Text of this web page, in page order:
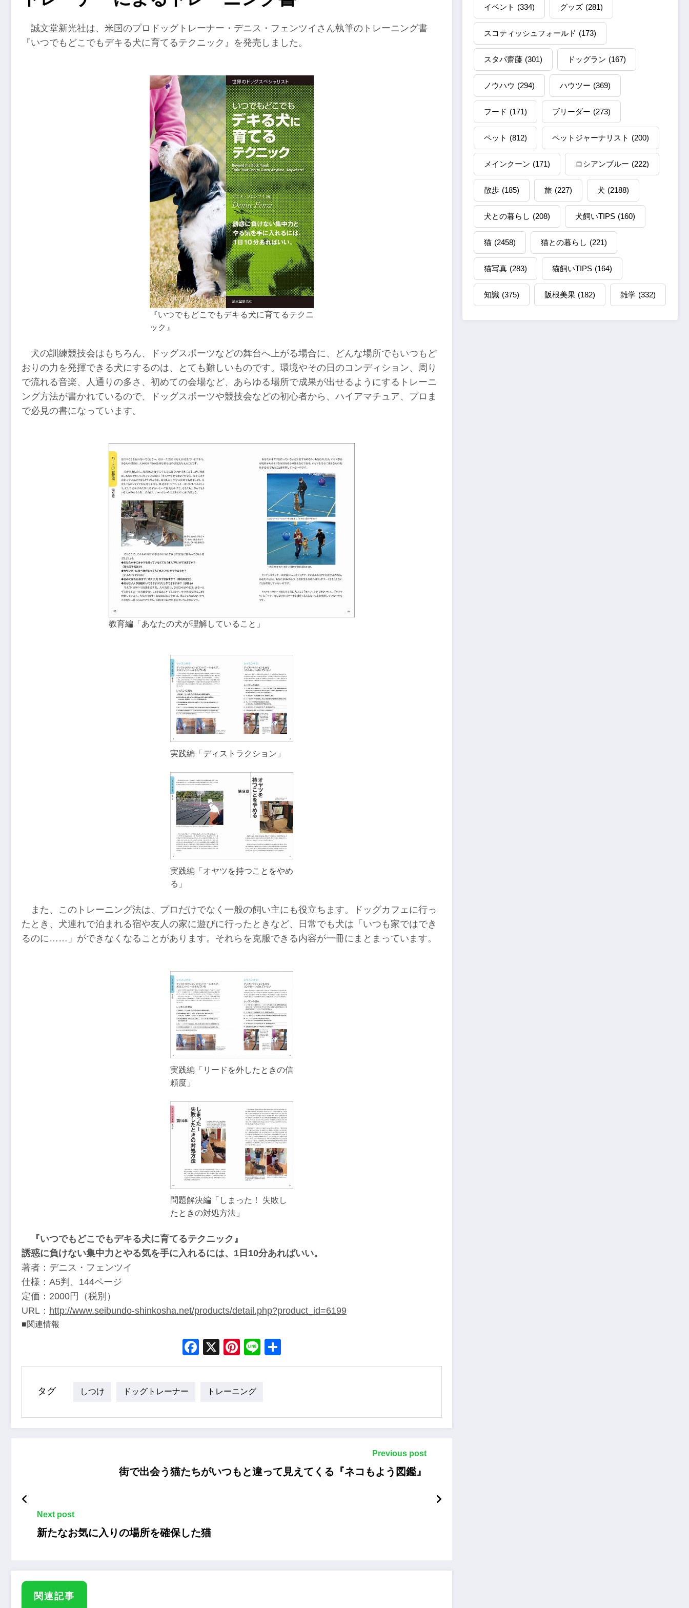
誠文堂新光社は、米国のプロドッグトレーナー・デニス・フェンツイさん執筆のトレーニング書
『いつでもどこでもデキる犬に育てるテクニック』を発売しました。
『いつでもどこでもデキる犬に育てるテクニ
ック』
犬の訓練競技会はもちろん、ドッグスポーツなどの舞台へ上がる場合に、どんな場所でもいつもど
おりの力を発揮できる犬にするのは、とても難しいものです。環境やその日のコンディション、周り
で流れる音楽、人通りの多さ、初めての会場など、あらゆる場所で成果が出せるようにするトレーニ
ング方法が書かれているので、ドッグスポーツや競技会などの初心者から、ハイアマチュア、プロま
で必見の書になっています。
教育編「あなたの犬が理解していること」
実践編「ディストラクション」
実践編「オヤツを持つことをやめ
る」
また、このトレーニング法は、プロだけでなく一般の飼い主にも役立ちます。ドッグカフェに行っ
たとき、犬連れで泊まれる宿や友人の家に遊びに行ったときなど、日常でも犬は「いつも家ではでき
るのに……」ができなくなることがあります。それらを克服できる内容が一冊にまとまっています。
実践編「リードを外したときの信
頼度」
問題解決編「しまった！ 失敗し
たときの対処方法」
『いつでもどこでもデキる犬に育てるテクニック』
誘惑に負けない集中力とやる気を手に入れるには、1日10分あればいい。
著者：デニス・フェンツイ
仕様：A5判、144ページ
定価：2000円（税別）
URL： http://www.seibundo-shinkosha.net/products/detail.php?product_id=6199
■関連情報
Facebook
X Pinterest
Line
タグ しつけ ドッグトレーナー トレーニング
Previous post
街で出会う猫たちがいつもと違って見えてくる『ネコもよう図鑑』
Next post
新たなお気に入りの場所を確保した猫
関連記事
イベント (334) グッズ (281)
スコティッシュフォールド (173)
スタパ齋藤 (301) ドッグラン (167)
ノウハウ (294) ハウツー (369)
フード (171) ブリーダー (273)
ペット (812) ペットジャーナリスト (200)
メインクーン (171) ロシアンブルー (222)
散歩 (185) 旅 (227) 犬 (2188)
犬との暮らし (208) 犬飼いTIPS (160)
猫 (2458) 猫との暮らし (221)
猫写真 (283) 猫飼いTIPS (164)
知識 (375) 阪根美果 (182) 雑学 (332)